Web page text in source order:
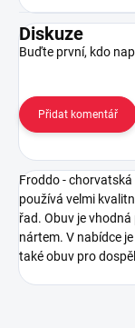
Diskuze
Buďte první, kdo
Přidat komentář
Froddo -
používá velmi
řad. Obuv je
nártem. V nabídce
také obuv pro